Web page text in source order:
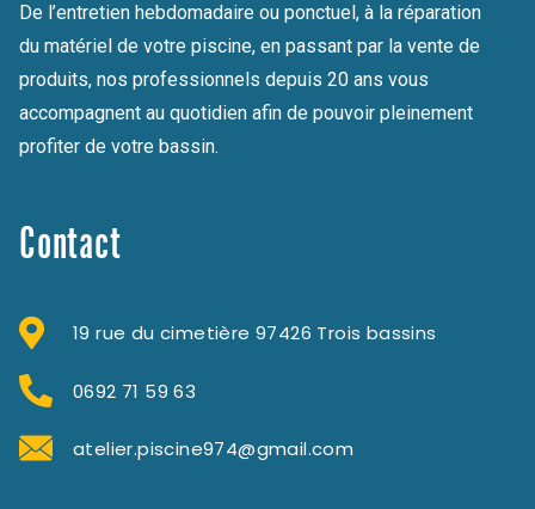
De l’entretien hebdomadaire ou ponctuel, à la réparation
du matériel de votre piscine, en passant par la vente de
produits, nos professionnels depuis 20 ans vous
accompagnent au quotidien afin de pouvoir pleinement
profiter de votre bassin.
Contact
19 rue du cimetière 97426 Trois bassins
0692 71 59 63
atelier.piscine974@gmail.com